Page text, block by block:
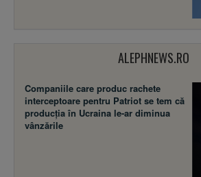
ALEPHNEWS.RO
Companiile care produc rachete
interceptoare pentru Patriot se tem că
producția în Ucraina le-ar diminua
vânzările